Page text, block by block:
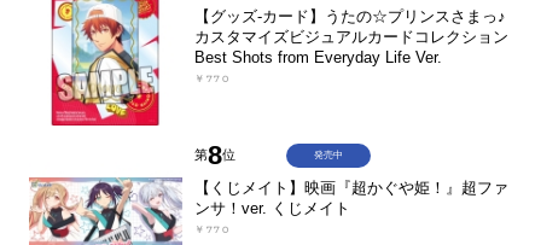
【グッズ-カード】うたの☆プリンスさまっ♪
カスタマイズビジュアルカードコレクション
Best Shots from Everyday Life Ver.
￥770
第8位
【くじメイト】映画『超かぐや姫！』超ファ
ンサ！ver. くじメイト
￥770
発売中